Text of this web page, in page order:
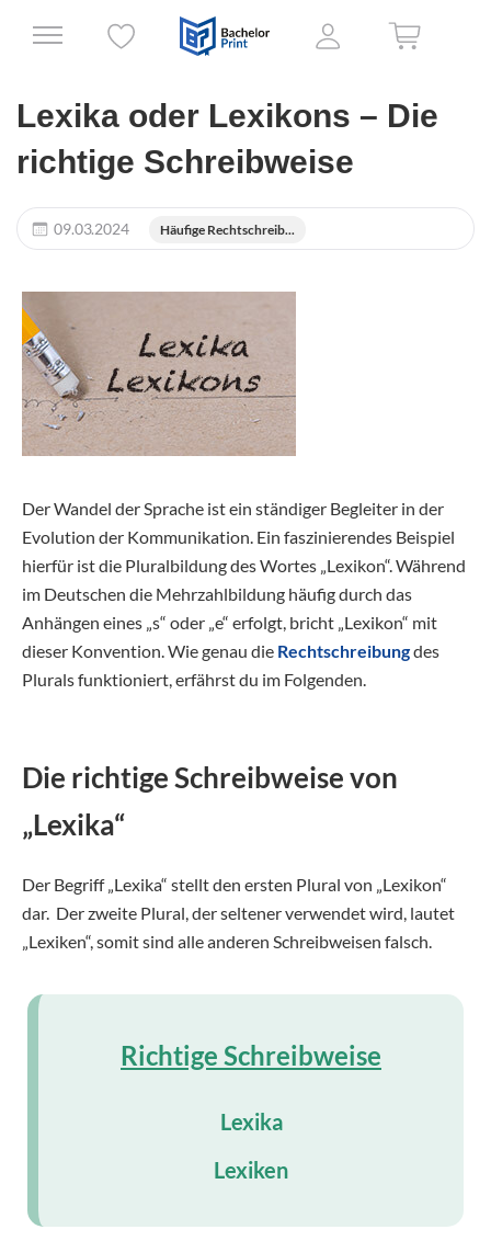
Lexika oder Lexikons – Die
richtige Schreibweise
09.03.2024 Häufige Rechtschreib...
Der Wandel der Sprache ist ein ständiger Begleiter in der
Evolution der Kommunikation. Ein faszinierendes Beispiel
hierfür ist die Pluralbildung des Wortes „Lexikon“. Während
im Deutschen die Mehrzahlbildung häufig durch das
Anhängen eines „s“ oder „e“ erfolgt, bricht „Lexikon“ mit
dieser Konvention. Wie genau die Rechtschreibungdes
Plurals funktioniert, erfährst du im Folgenden.
Die richtige Schreibweise von
„Lexika“
Der Begriff „Lexika“ stellt den ersten Plural von „Lexikon“
dar. Der zweite Plural, der seltener verwendet wird, lautet
„Lexiken“, somit sind alle anderen Schreibweisen falsch.
Richtige Schreibweise
Lexika
Lexiken